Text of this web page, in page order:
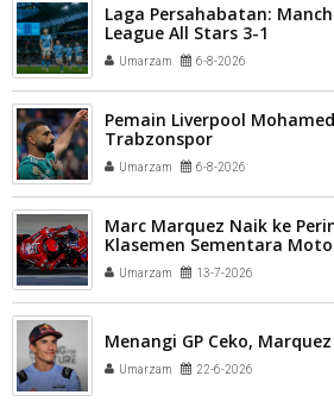
Laga Persahabatan:
League All Stars 3-1
Umarzam 6-8-2026
Pemain Liverpool
Trabzonspor
Umarzam 6-8-2026
Marc Marquez Naik ke
Klasemen Sementara
Umarzam 13-7-2026
Menangi GP Ceko,
Umarzam 22-6-2026